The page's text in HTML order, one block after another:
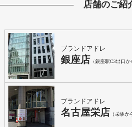
店舗のご紹
ブランドアドレ
銀座店 （銀座駅C3出口か
ブランドアドレ
名古屋栄店 （栄駅か